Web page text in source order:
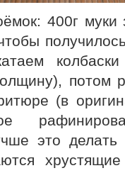
400г
потом
(в
это